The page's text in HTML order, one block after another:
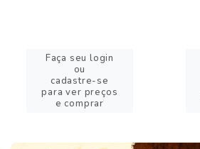
Faça seu login
ou
cadastre-se
para ver preços
e comprar